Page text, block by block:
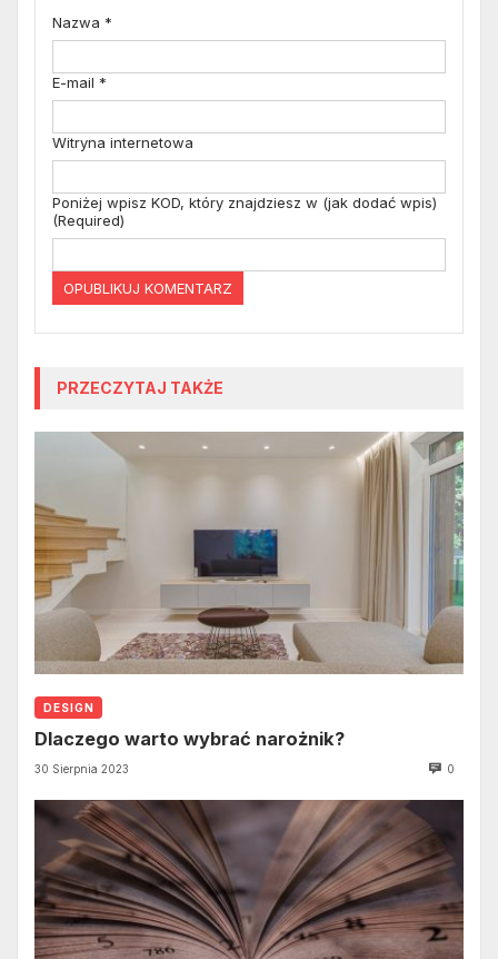
Nazwa *
E-mail *
Witryna internetowa
Poniżej wpisz KOD, który znajdziesz w (jak dodać wpis)
(Required)
PRZECZYTAJ TAKŻE
DESIGN
Dlaczego warto wybrać narożnik?
30 Sierpnia 2023 0